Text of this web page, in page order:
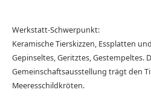
Werkstatt-Schwerpunkt:
Keramische Tierskizzen, Essplatten
Gepinseltes, Geritztes, Gestempeltes.
Gemeinschaftsausstellung trägt den
Meeresschildkröten.